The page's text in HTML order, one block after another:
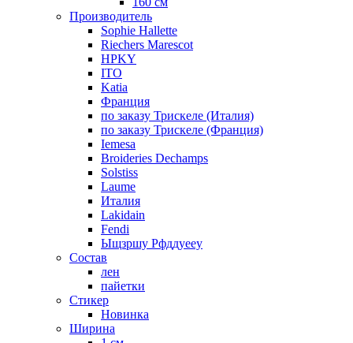
Производитель
Sophie Hallette
Riechers Marescot
HPKY
ITO
Katia
Франция
по заказу Трискеле (Италия)
по заказу Трискеле (Франция)
Iemesa
Broideries Dechamps
Solstiss
Laume
Италия
Lakidain
Fendi
Ыщзршу Рфддуееу
Состав
лен
пайетки
Стикер
Новинка
Ширина